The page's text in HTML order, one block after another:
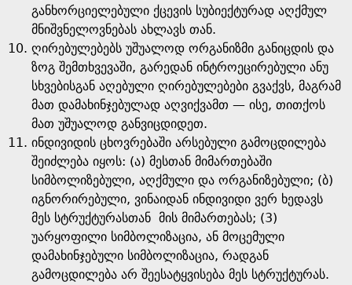
განხორციელებული ქცევის სუბიექტურად აღქმულ
მნიშვნელოვნებას ახლავს თან.
ღირებულებებს უშუალოდ ორგანიზმი განიცდის და
ზოგ შემთხვევაში, გარედან ინტროეცირებული ანუ
სხვებისგან აღებული ღირებულებები გვაქვს, მაგრამ
მათ დამახინჯებულად აღვიქვამთ — ისე, თითქოს
მათ უშუალოდ განვიცდიდეთ.
ინდივიდის ცხოვრებაში არსებული გამოცდილება
შეიძლება იყოს: (ა) მესთან მიმართებაში
სიმბოლიზებული, აღქმული და ორგანიზებული; (ბ)
იგნორირებული, ვინაიდან ინდივიდი ვერ ხედავს
მეს სტრუქტურასთან მის მიმართებას; (3)
უარყოფილი სიმბოლიზაცია, ან მოცემული
დამახინჯებული სიმბოლიზაცია, რადგან
გამოცდილება არ შეესატყვისება მეს სტრუქტურას.